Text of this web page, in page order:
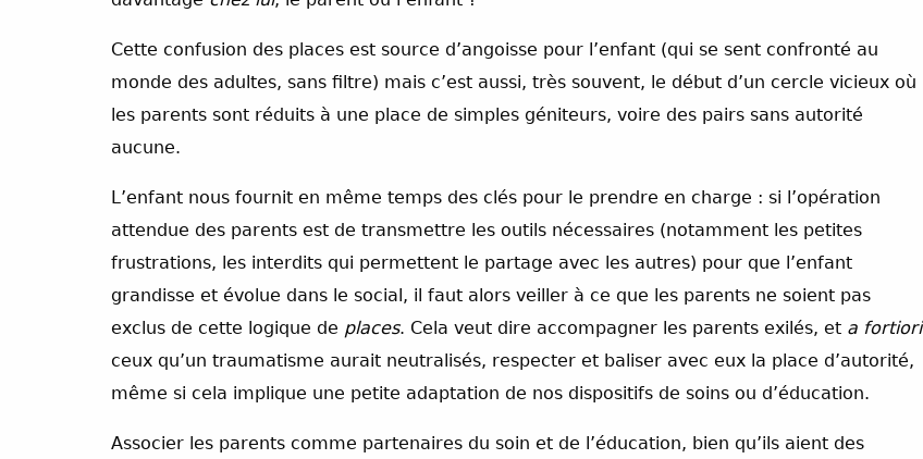
Cette confusion des places est source d’angoisse pour l’enfant (qui se sent confronté au
monde des adultes, sans filtre) mais c’est aussi, très souvent, le début d’un cercle vicieux où
les parents sont réduits à une place de simples géniteurs, voire des pairs sans autorité
aucune.
L’enfant nous fournit en même temps des clés pour le prendre en charge : si l’opération
attendue des parents est de transmettre les outils nécessaires (notamment les petites
frustrations, les interdits qui permettent le partage avec les autres) pour que l’enfant
grandisse et évolue dans le social, il faut alors veiller à ce que les parents ne soient pas
exclus de cette logique de places. Cela veut dire accompagner les parents exilés, et a fortiori
ceux qu’un traumatisme aurait neutralisés, respecter et baliser avec eux la place d’autorité,
même si cela implique une petite adaptation de nos dispositifs de soins ou d’éducation.
Associer les parents comme partenaires du soin et de l’éducation, bien qu’ils aient des